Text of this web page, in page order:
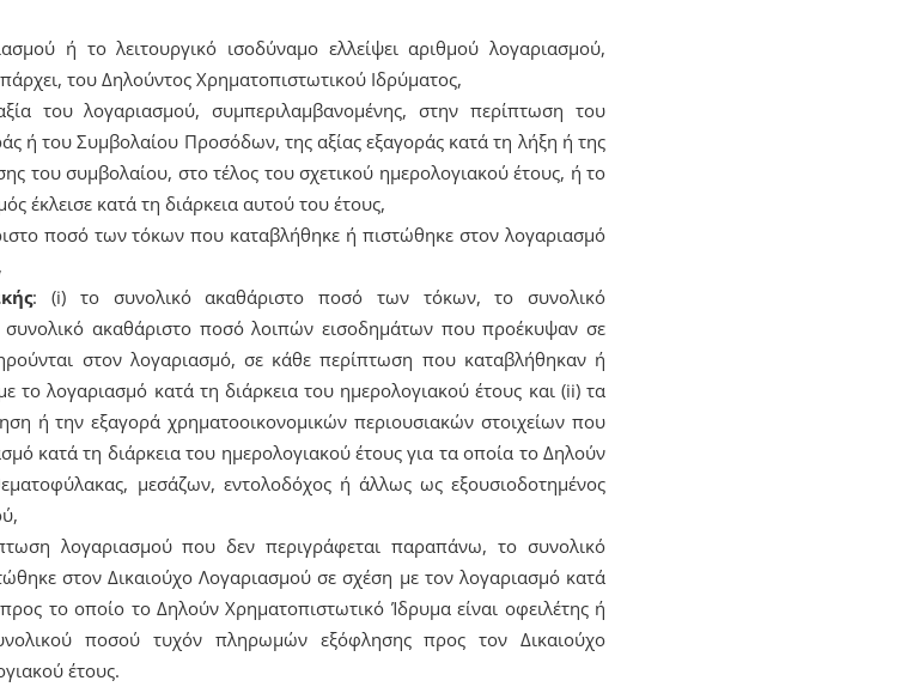
ή το λειτουργικό ισοδύναμο ελλείψει αριθμού λογαριασμού,
του Δηλούντος Χρηματοπιστωτικού Ιδρύματος,
του λογαριασμού, συμπεριλαμβανομένης, στην περίπτωση του
ή του Συμβολαίου Προσόδων, της αξίας εξαγοράς κατά τη λήξη ή της
του συμβολαίου, στο τέλος του σχετικού ημερολογιακού έτους, ή το
έκλεισε κατά τη διάρκεια αυτού του έτους,
ποσό των τόκων που καταβλήθηκε ή πιστώθηκε στον λογαριασμό
: (i) το συνολικό ακαθάριστο ποσό των τόκων, το συνολικό
ακαθάριστο ποσό λοιπών εισοδημάτων που προέκυψαν σε
στον λογαριασμό, σε κάθε περίπτωση που καταβλήθηκαν ή
λογαριασμό κατά τη διάρκεια του ημερολογιακού έτους και (ii) τα
ή την εξαγορά χρηματοοικονομικών περιουσιακών στοιχείων που
κατά τη διάρκεια του ημερολογιακού έτους για τα οποία το Δηλούν
μεσάζων, εντολοδόχος ή άλλως ως εξουσιοδοτημένος
λογαριασμού που δεν περιγράφεται παραπάνω, το συνολικό
στον Δικαιούχο Λογαριασμού σε σχέση με τον λογαριασμό κατά
το οποίο το Δηλούν Χρηματοπιστωτικό Ίδρυμα είναι οφειλέτης ή
ποσού τυχόν πληρωμών εξόφλησης προς τον Δικαιούχο
έτους.